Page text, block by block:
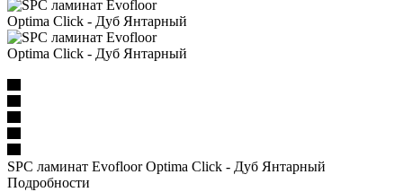
SPC ламинат Evofloor Optima Click - Дуб Янтарный
Подробности